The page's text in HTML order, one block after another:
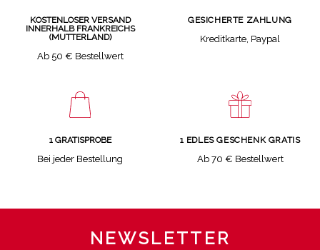
KOSTENLOSER VERSAND
INNERHALB FRANKREICHS
(MUTTERLAND)
Ab 50 € Bestellwert
GESICHERTE ZAHLUNG
Kreditkarte, Paypal
1 GRATISPROBE
Bei jeder Bestellung
1 EDLES GESCHENK GRATIS
Ab 70 € Bestellwert
NEWSLETTER